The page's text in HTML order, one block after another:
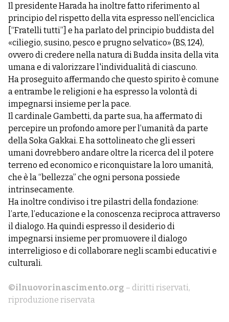
Il presidente Harada ha inoltre fatto riferimento al
principio del rispetto della vita espresso nell’enciclica
[“Fratelli tutti”] e ha parlato del principio buddista del
«ciliegio, susino, pesco e prugno selvatico» (BS, 124),
ovvero di credere nella natura di Budda insita della vita
umana e di valorizzare l'individualità di ciascuno.
Ha proseguito affermando che questo spirito è comune
a entrambe le religioni e ha espresso la volontà di
impegnarsi insieme per la pace.
Il cardinale Gambetti, da parte sua, ha affermato di
percepire un profondo amore per l’umanità da parte
della Soka Gakkai. E ha sottolineato che gli esseri
umani dovrebbero andare oltre la ricerca del il potere
terreno ed economico e riconquistare la loro umanità,
che è la “bellezza” che ogni persona possiede
intrinsecamente.
Ha inoltre condiviso i tre pilastri della fondazione:
l’arte, l’educazione e la conoscenza reciproca attraverso
il dialogo. Ha quindi espresso il desiderio di
impegnarsi insieme per promuovere il dialogo
interreligioso e di collaborare negli scambi educativi e
culturali.
©ilnuovorinascimento.org – diritti riservati,
riproduzione riservata